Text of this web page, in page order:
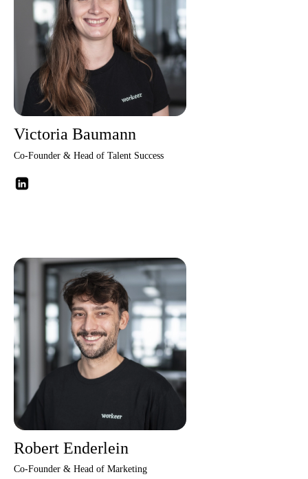
Victoria Baumann
Co-Founder & Head of Talent Success
Robert Enderlein
Co-Founder & Head of Marketing